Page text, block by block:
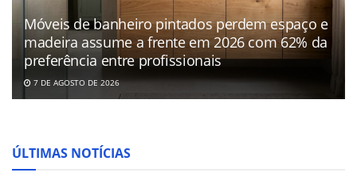
Móveis de banheiro pintados perdem espaço e
madeira assume a frente em 2026 com 62% da
preferência entre profissionais
7 DE AGOSTO DE 2026
ÚLTIMAS NOTÍCIAS